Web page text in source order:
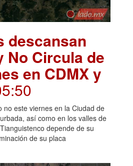
descansan
No Circula de
en CDMX y
no este viernes en la Ciudad de
así como en los valles de
depende de su
de su placa